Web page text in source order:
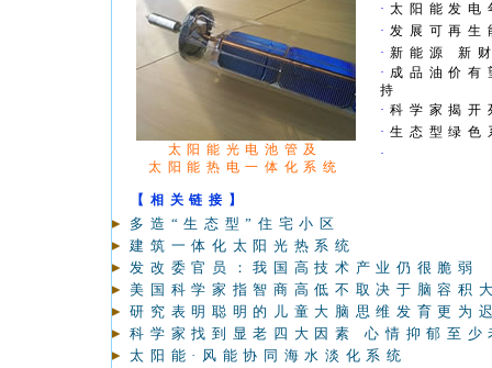
太阳能光电池管及
太阳能热电一体化系统
·太阳能发
·发展可再生
·新能源 新
· 成品油价
持
·科学家揭
·生态型绿色
·
【相关链接】
多造“生态型”住宅小区
建筑一体化太阳光热系统
发改委官员：我国高技术产业仍很脆弱
美国科学家指智商高低不取决于脑容积
研究表明聪明的儿童大脑思维发育更为
科学家找到显老四大因素 心情抑郁至
太阳能·风能协同海水淡化系统